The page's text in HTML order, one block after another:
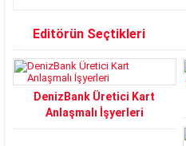
Editörün Seçtikleri
DenizBank Üretici Kart
Anlaşmalı İşyerleri